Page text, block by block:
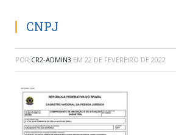
CNPJ
POR CR2-ADMIN3 EM 22 DE FEVEREIRO DE 2022